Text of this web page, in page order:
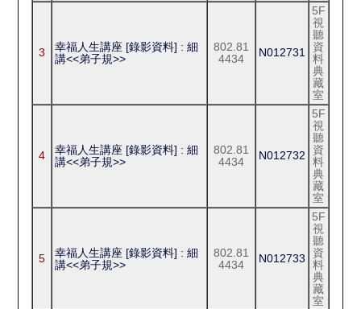
3
幸福人生講座 [錄影資料] : 細
講<<弟子規>>
802.81
4434
N012731
5F
視
聽
資
料
典
藏
室
4
幸福人生講座 [錄影資料] : 細
講<<弟子規>>
802.81
4434
N012732
5F
視
聽
資
料
典
藏
室
5
幸福人生講座 [錄影資料] : 細
講<<弟子規>>
802.81
4434
N012733
5F
視
聽
資
料
典
藏
室